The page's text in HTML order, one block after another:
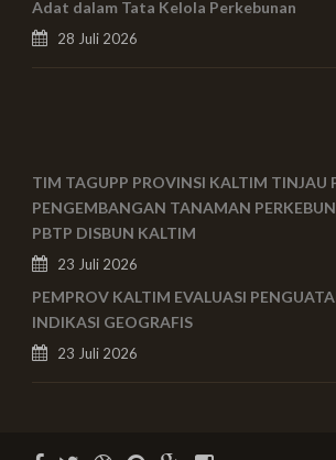
Adat dalam Tata Kelola Perkebunan
28 Juli 2026
TIM TAGUPP PROVINSI KALTIM TINJAU
PENGEMBANGAN TANAMAN
PBTP DISBUN KALTIM
23 Juli 2026
PEMPROV KALTIM EVALUASI
INDIKASI GEOGRAFIS
23 Juli 2026